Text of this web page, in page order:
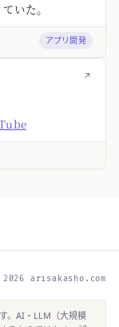
いた。
アプリ開発
↗
arisakasho.com
。AI・LLM（大規模